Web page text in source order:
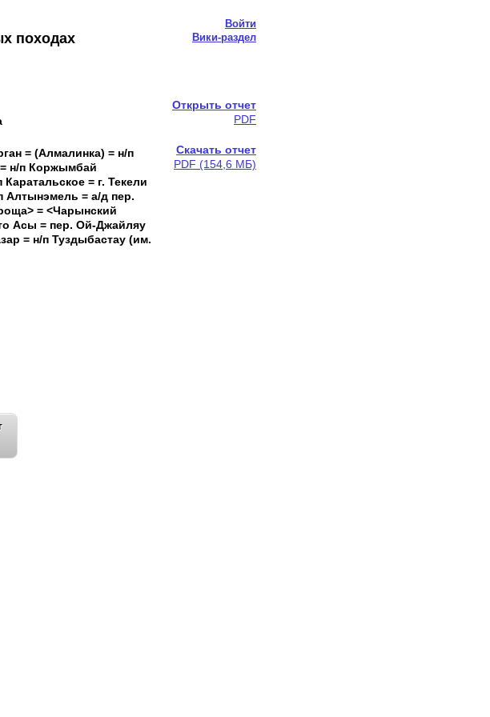
Войти
походах Вики-раздел
= (Алмалинка) = н/п
н/п Коржымбай
= г. Текели
Алтынэмель = а/д пер.
= <Чарынский
Асы = пер. Ой-Джайляу
= н/п Туздыбастау (им.
Открыть отчет
PDF
Скачать отчет
PDF (154,6 МБ)